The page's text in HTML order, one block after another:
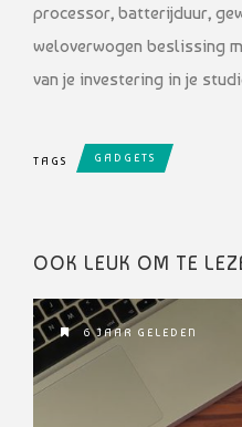
processor, batterijduur,
weloverwogen beslissing
van je investering in je
TAGS GADGETS
OOK LEUK OM TE
6 JAAR GELEDEN